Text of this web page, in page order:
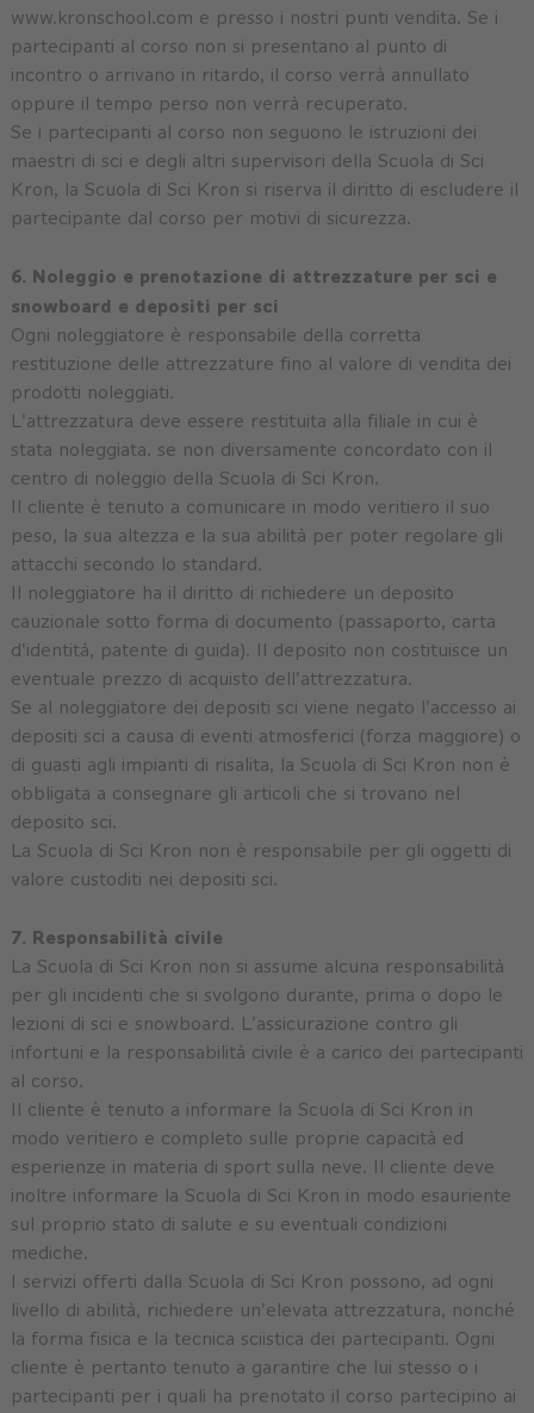
www.kronschool.com e presso i nostri punti vendita. Se i
partecipanti al corso non si presentano al punto di
incontro o arrivano in ritardo, il corso verrà annullato
oppure il tempo perso non verrà recuperato.
Se i partecipanti al corso non seguono le istruzioni dei
maestri di sci e degli altri supervisori della Scuola di Sci
Kron, la Scuola di Sci Kron si riserva il diritto di escludere il
partecipante dal corso per motivi di sicurezza.
6. Noleggio e prenotazione di attrezzature per sci e
snowboard e depositi per sci
Ogni noleggiatore è responsabile della corretta
restituzione delle attrezzature fino al valore di vendita dei
prodotti noleggiati.
L'attrezzatura deve essere restituita alla filiale in cui è
stata noleggiata. se non diversamente concordato con il
centro di noleggio della Scuola di Sci Kron.
Il cliente è tenuto a comunicare in modo veritiero il suo
peso, la sua altezza e la sua abilità per poter regolare gli
attacchi secondo lo standard.
Il noleggiatore ha il diritto di richiedere un deposito
cauzionale sotto forma di documento (passaporto, carta
d'identità, patente di guida). Il deposito non costituisce un
eventuale prezzo di acquisto dell'attrezzatura.
Se al noleggiatore dei depositi sci viene negato l'accesso ai
depositi sci a causa di eventi atmosferici (forza maggiore) o
di guasti agli impianti di risalita, la Scuola di Sci Kron non è
obbligata a consegnare gli articoli che si trovano nel
deposito sci.
La Scuola di Sci Kron non è responsabile per gli oggetti di
valore custoditi nei depositi sci.
7. Responsabilità civile
La Scuola di Sci Kron non si assume alcuna responsabilità
per gli incidenti che si svolgono durante, prima o dopo le
lezioni di sci e snowboard. L'assicurazione contro gli
infortuni e la responsabilità civile è a carico dei partecipanti
al corso.
Il cliente è tenuto a informare la Scuola di Sci Kron in
modo veritiero e completo sulle proprie capacità ed
esperienze in materia di sport sulla neve. Il cliente deve
inoltre informare la Scuola di Sci Kron in modo esauriente
sul proprio stato di salute e su eventuali condizioni
mediche.
I servizi offerti dalla Scuola di Sci Kron possono, ad ogni
livello di abilità, richiedere un'elevata attrezzatura, nonché
la forma fisica e la tecnica sciistica dei partecipanti. Ogni
cliente è pertanto tenuto a garantire che lui stesso o i
partecipanti per i quali ha prenotato il corso partecipino ai